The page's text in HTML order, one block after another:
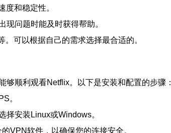
度和稳定性。
现问题时能及时获得帮助。
可以根据自己的需求选择最合适的。
顺利观看Netflix。以下是安装和配置的步骤：
。
择安装Linux或Windows。
VPN软件，以确保您的连接安全。